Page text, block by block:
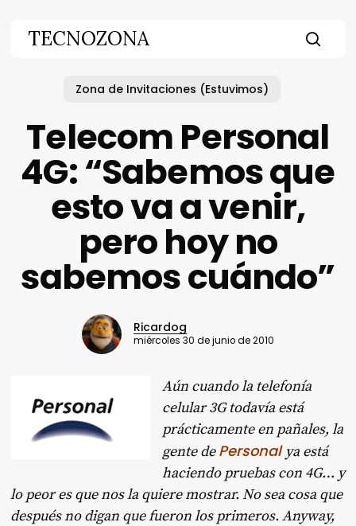
TECNOZONA
Zona de Invitaciones (Estuvimos)
Telecom Personal
4G: “Sabemos que
esto va a venir,
pero hoy no
sabemos cuándo”
Ricardog
miércoles 30 de junio de 2010
Aún cuando la telefonía
celular 3G todavía está
prácticamente en pañales, la
gente dePersonal ya está
haciendo pruebas con 4G… y
lo peor es que nos la quiere mostrar. No sea cosa que
después no digan que fueron los primeros. Anyway,